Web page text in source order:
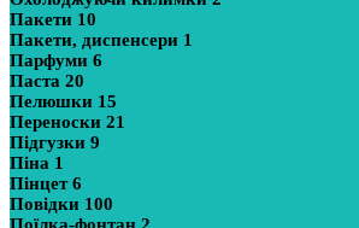
Пакети 10
Пакети, диспенсери 1
Парфуми 6
Паста 20
Пелюшки 15
Переноски 21
Підгузки 9
Піна 1
Пінцет6
Повідки 100